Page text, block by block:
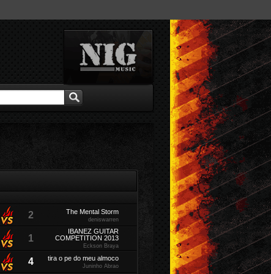
2 The Mental Storm
deniswarren
1
IBANEZ GUITAR
COMPETITION 2013
Eckson Braya
4 tira o pe do meu almoco
Juninho Abrao